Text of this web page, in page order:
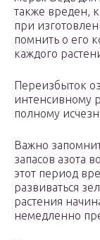
также вреден,
при
помнить о его
каждого
Переизбыток
интенсивному
полному
Важно
запасов азота
этот период
развиваться
растения
немедленно